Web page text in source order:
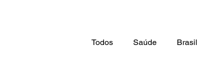
Todos Saúde Brasil